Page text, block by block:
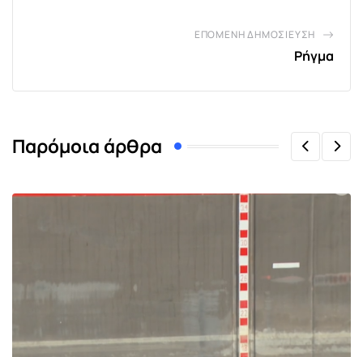
ΕΠΌΜΕΝΗ ΔΗΜΟΣΊΕΥΣΗ
Ρήγμα
Παρόμοια άρθρα